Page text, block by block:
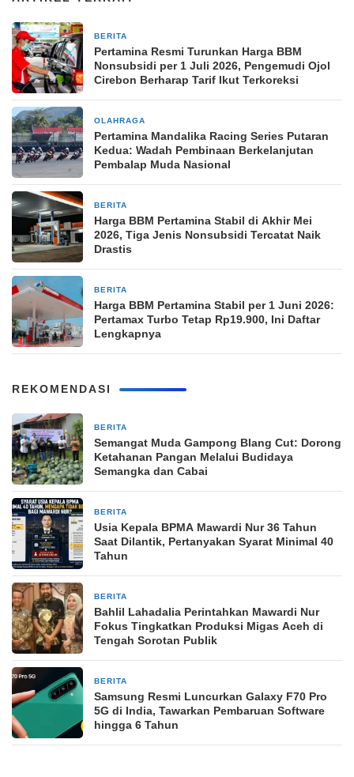
BERITA
Pertamina Resmi Turunkan Harga BBM
Nonsubsidi per 1 Juli 2026, Pengemudi Ojol
Cirebon Berharap Tarif Ikut Terkoreksi
OLAHRAGA
Pertamina Mandalika Racing Series Putaran
Kedua: Wadah Pembinaan Berkelanjutan
Pembalap Muda Nasional
BERITA
Harga BBM Pertamina Stabil di Akhir Mei
2026, Tiga Jenis Nonsubsidi Tercatat Naik
Drastis
BERITA
Harga BBM Pertamina Stabil per 1 Juni 2026:
Pertamax Turbo Tetap Rp19.900, Ini Daftar
Lengkapnya
REKOMENDASI
BERITA
Semangat Muda Gampong Blang Cut: Dorong
Ketahanan Pangan Melalui Budidaya
Semangka dan Cabai
BERITA
Usia Kepala BPMA Mawardi Nur 36 Tahun
Saat Dilantik, Pertanyakan Syarat Minimal 40
Tahun
BERITA
Bahlil Lahadalia Perintahkan Mawardi Nur
Fokus Tingkatkan Produksi Migas Aceh di
Tengah Sorotan Publik
BERITA
Samsung Resmi Luncurkan Galaxy F70 Pro
5G di India, Tawarkan Pembaruan Software
hingga 6 Tahun